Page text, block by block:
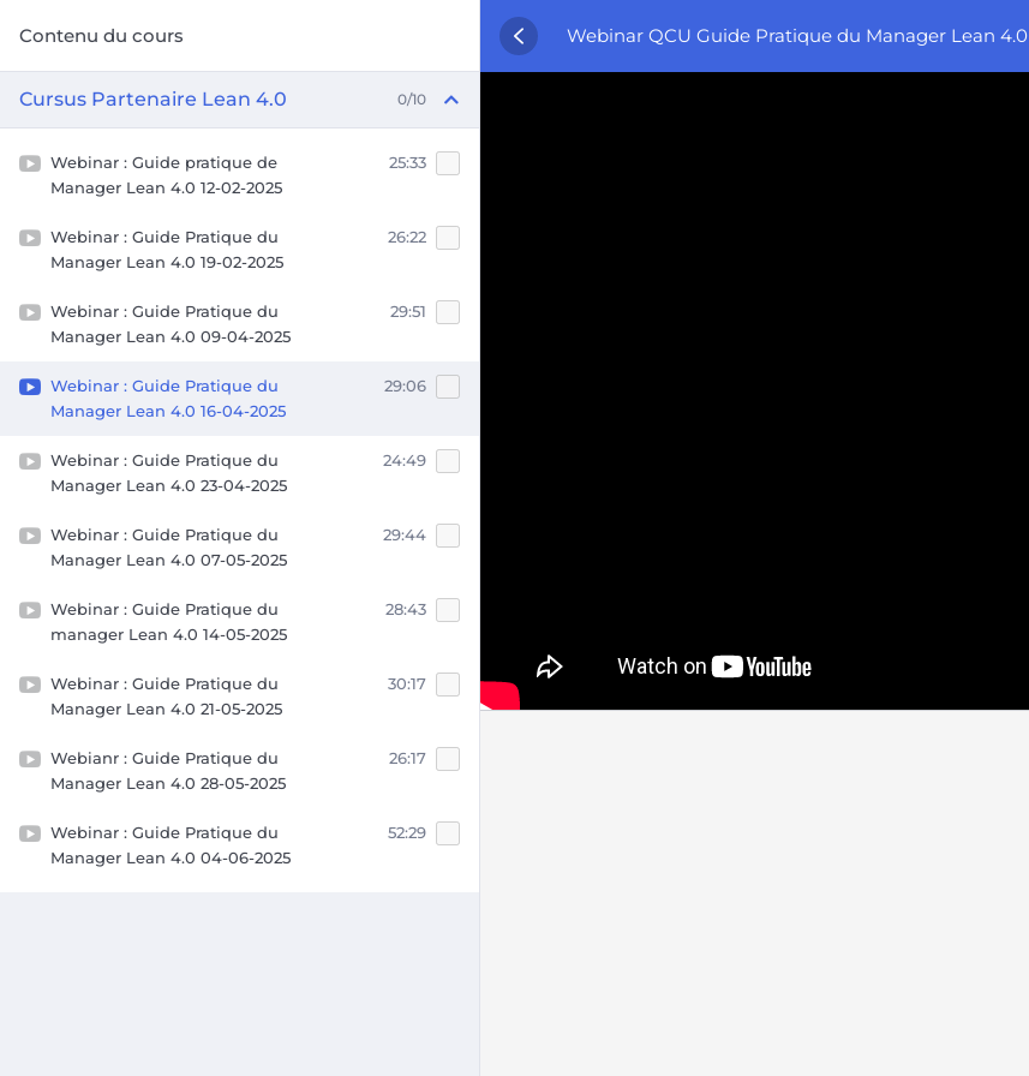
Contenu du cours
Cursus Partenaire Lean 4.0 0/10
Webinar : Guide pratique de
Manager Lean 4.0 12-02-2025
25:33
Webinar : Guide Pratique du
Manager Lean 4.0 19-02-2025
26:22
Webinar : Guide Pratique du
Manager Lean 4.0 09-04-2025
29:51
Webinar : Guide Pratique du
Manager Lean 4.0 16-04-2025
29:06
Webinar : Guide Pratique du
Manager Lean 4.0 23-04-2025
24:49
Webinar : Guide Pratique du
Manager Lean 4.0 07-05-2025
29:44
Webinar : Guide Pratique du
manager Lean 4.0 14-05-2025
28:43
Webinar : Guide Pratique du
Manager Lean 4.0 21-05-2025
30:17
Webianr : Guide Pratique du
Manager Lean 4.0 28-05-2025
26:17
Webinar : Guide Pratique du
Manager Lean 4.0 04-06-2025
52:29
Webinar QCU Guide Pratique du Manager Lean 4.0